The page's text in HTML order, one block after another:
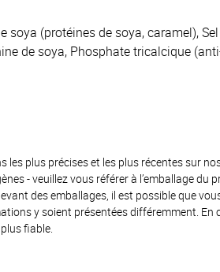
soya (protéines de soya, caramel),
de soya, Phosphate tricalcique
les plus précises et les plus récentes sur
- veuillez vous référer à l’emballage du
des emballages, il est possible que
y soient présentées différemment. En
fiable.